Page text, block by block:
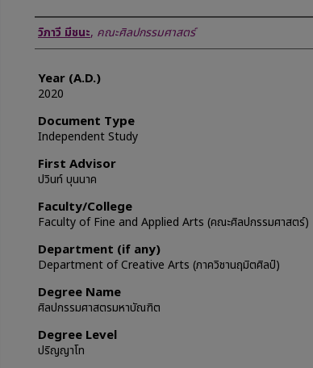
Author
วิภาวี มีชนะ, คณะศิลปกรรมศาสตร์
Year (A.D.)
2020
Document Type
Independent Study
First Advisor
ปวินท์ บุนนาค
Faculty/College
Faculty of Fine and Applied Arts (คณะศิลปกรรมศาสตร์)
Department (if any)
Department of Creative Arts (ภาควิชานฤมิตศิลป์)
Degree Name
ศิลปกรรมศาสตรมหาบัณฑิต
Degree Level
ปริญญาโท